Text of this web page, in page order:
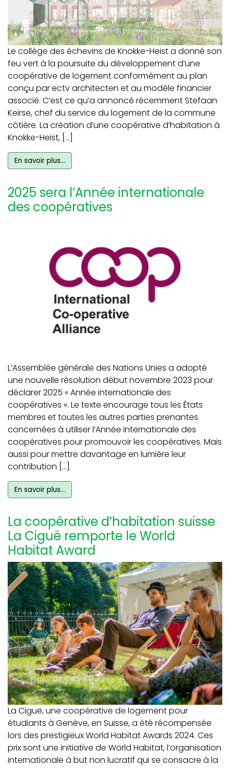
Le collège des échevins de Knokke-Heist a donné son
feu vert à la poursuite du développement d’une
coopérative de logement conformément au plan
conçu par ectv architecten et au modèle financier
associé. C’est ce qu’a annoncé récemment Stefaan
Keirse, chef du service du logement de la commune
côtière. La création d’une coopérative d’habitation à
Knokke-Heist, […]
En savoir plus…
2025 sera l’Année internationale
des coopératives
L’Assemblée générale des Nations Unies a adopté
une nouvelle résolution début novembre 2023 pour
déclarer 2025 « Année internationale des
coopératives ». Le texte encourage tous les États
membres et toutes les autres parties prenantes
concernées à utiliser l’Année internationale des
coopératives pour promouvoir les coopératives. Mais
aussi pour mettre davantage en lumière leur
contribution […]
En savoir plus…
La coopérative d’habitation suisse
La Ciguë remporte le World
Habitat Award
La Ciguë, une coopérative de logement pour
étudiants à Genève, en Suisse, a été récompensée
lors des prestigieux World Habitat Awards 2024. Ces
prix sont une initiative de World Habitat, l’organisation
internationale à but non lucratif qui se consacre à la